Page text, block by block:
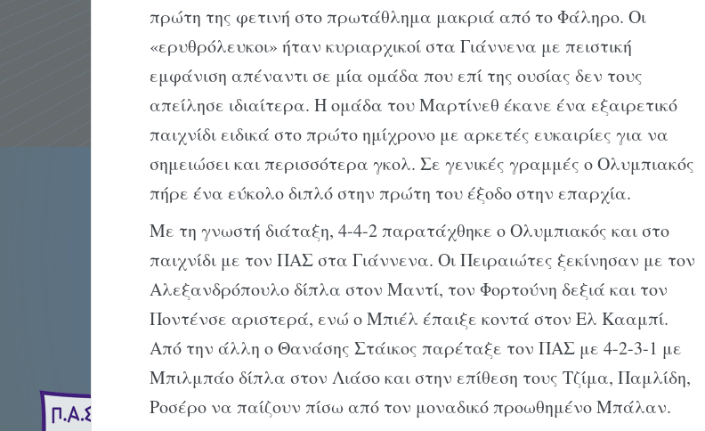
πρώτη της φετινή στο πρωτάθλημα μακριά από το Φάληρο. Οι
«ερυθρόλευκοι» ήταν κυριαρχικοί στα Γιάννενα με πειστική
εμφάνιση απέναντι σε μία ομάδα που επί της ουσίας δεν τους
απείλησε ιδιαίτερα. Η ομάδα του Μαρτίνεθ έκανε ένα εξαιρετικό
παιχνίδι ειδικά στο πρώτο ημίχρονο με αρκετές ευκαιρίες για να
σημειώσει και περισσότερα γκολ. Σε γενικές γραμμές ο Ολυμπιακός
πήρε ένα εύκολο διπλό στην πρώτη του έξοδο στην επαρχία.
Με τη γνωστή διάταξη, 4-4-2 παρατάχθηκε ο Ολυμπιακός και στο
παιχνίδι με τον ΠΑΣ στα Γιάννενα. Οι Πειραιώτες ξεκίνησαν με τον
Αλεξανδρόπουλο δίπλα στον Μαντί, τον Φορτούνη δεξιά και τον
Ποντένσε αριστερά, ενώ ο Μπιέλ έπαιξε κοντά στον Ελ Κααμπί.
Από την άλλη ο Θανάσης Στάικος παρέταξε τον ΠΑΣ με 4-2-3-1 με
Μπιλμπάο δίπλα στον Λιάσο και στην επίθεση τους Τζίμα, Παμλίδη,
Ροσέρο να παίζουν πίσω από τον μοναδικό προωθημένο Μπάλαν.